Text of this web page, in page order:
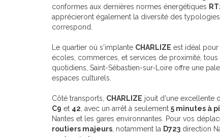
conformes aux dernières normes énergétiques
apprécieront également la diversité des
correspond.
Le quartier où s'implante CHARLIZE est idéal
écoles, commerces, et services de proximité,
quotidiens, Saint-Sébastien-sur-Loire offre une
espaces culturels.
Côté transports, CHARLIZE jouit d'une excellente
C9 et 42 , avec un arrêt à seulement 5 minutes à
Nantes et les gares environnantes. Pour vos
routiers majeurs , notamment la D723 direction